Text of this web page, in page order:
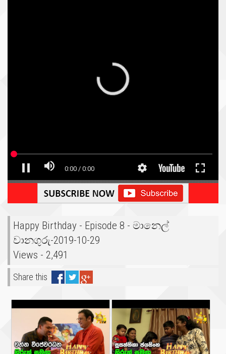
Happy Birthday - Episode 8 - මානෙල්
වානගුරු-2019-10-29
Views - 2,491
Share this